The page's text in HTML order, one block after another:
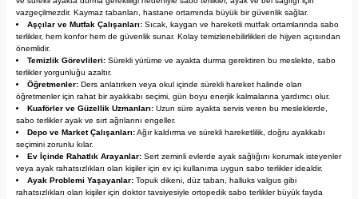
vazgeçilmezdir. Kaymaz tabanları, hastane ortamında büyük bir güvenlik sağlar.
Aşçılar ve Mutfak Çalışanları: Sıcak, kaygan ve hareketli mutfak ortamlarında sabo
terlikler, hem konfor hem de güvenlik sunar. Kolay temizlenebilirlikleri de hijyen açısından
önemlidir.
Temizlik Görevlileri: Sürekli yürüme ve ayakta durma gerektiren bu meslekte, sabo
terlikler yorgunluğu azaltır.
Öğretmenler: Ders anlatırken veya okul içinde sürekli hareket halinde olan
öğretmenler için rahat bir ayakkabı seçimi, gün boyu enerjik kalmalarına yardımcı olur.
Kuaförler ve Güzellik Uzmanları: Uzun süre ayakta servis veren bu mesleklerde,
sabo terlikler ayak ve sırt ağrılarını engeller.
Depo ve Market Çalışanları:Ağır kaldırma ve sürekli hareketlilik, doğru ayakkabı
seçimini zorunlu kılar.
Ev İçinde Rahatlık Arayanlar: Sert zeminli evlerde ayak sağlığını korumak isteyenler
veya ayak rahatsızlıkları olan kişiler için ev içi kullanıma uygun sabo terlikler idealdir.
Ayak Problemi Yaşayanlar: Topuk dikeni, düz taban, halluks valgus gibi
rahatsızlıkları olan kişiler için doktor tavsiyesiyle ortopedik sabo terlikler büyük fayda